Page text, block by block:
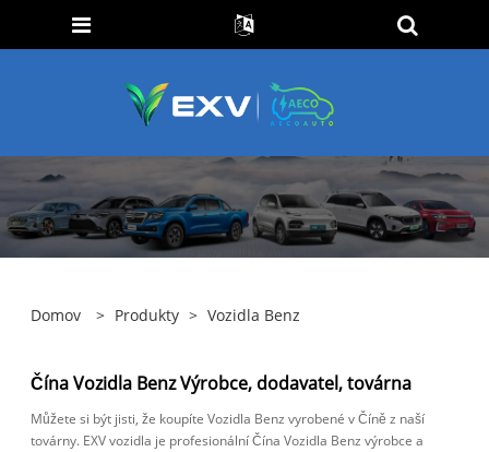
Domov > Produkty > Vozidla Benz
Čína Vozidla Benz Výrobce, dodavatel, továrna
Můžete si být jisti, že koupíte Vozidla Benz vyrobené v Číně z naší
továrny. EXV vozidla je profesionální Čína Vozidla Benz výrobce a